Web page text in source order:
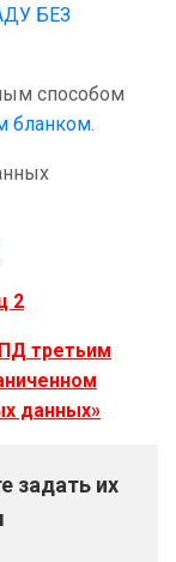
БЕЗ
способом
бланком.
2
третьим
данных»
задать их